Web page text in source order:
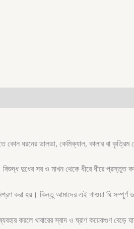
কোন ধরনের ডালডা, কেমিক্যাল, কালার বা
বিশুদ্ধ দুধের সর ও মাখন থেকে ধীরে ধীরে
করা হয়। কিন্তু আমাদের এই গাওয়া ঘি
করলে খাবারের স্বাদ ও ঘ্রাণ কয়েকগুণ বেড়ে